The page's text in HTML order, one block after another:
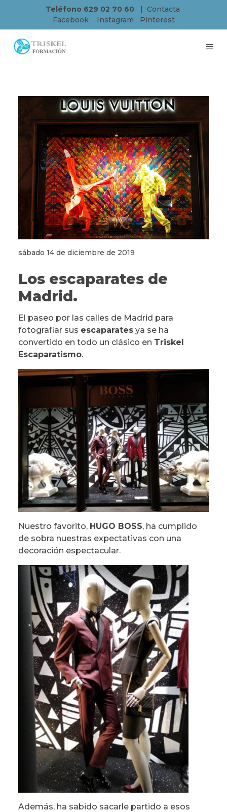
Teléfono 629 02 70 60 | Contacta
Facebook
Instagram Pinterest
sábado 14 de diciembre de 2019
Los escaparates de
Madrid.
El paseo por las calles de Madrid para
fotografiar sus escaparates ya se ha
convertido en todo un clásico en Triskel
Escaparatismo.
Nuestro favorito, HUGO BOSS, ha cumplido
de sobra nuestras expectativas con una
decoración espectacular.
Además, ha sabido sacarle partido a esos